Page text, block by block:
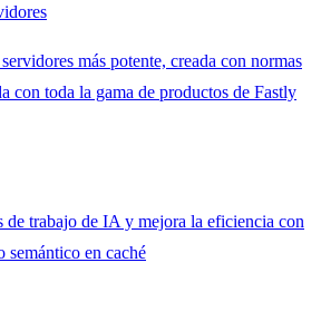
más potente, creada con normas
con toda la gama de productos de Fastly
de trabajo de IA y mejora la eficiencia con
semántico en caché